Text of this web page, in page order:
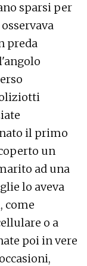
sparsi per
preda
il primo
un
ad una
lo aveva
come
o a
poi in vere